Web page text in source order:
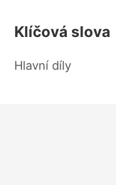
Klíčová slova
Hlavní díly